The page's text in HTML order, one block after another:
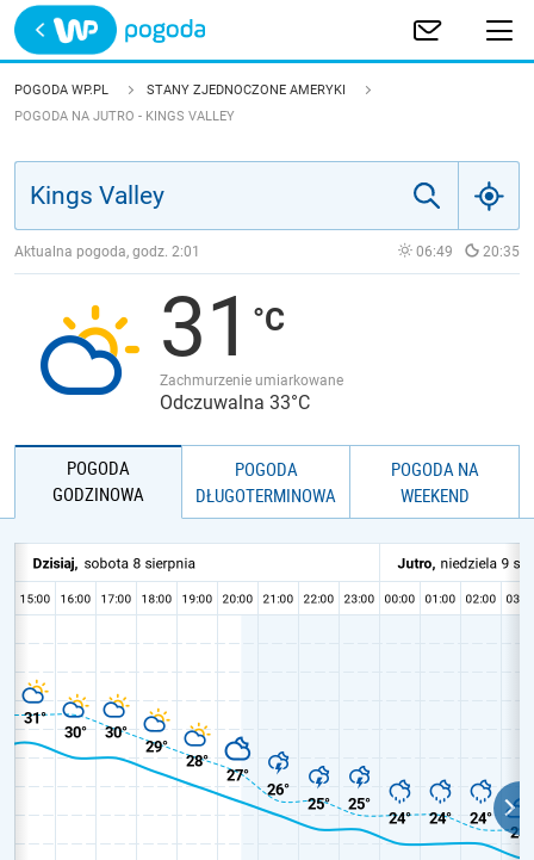
Trwa ładowanie
POLSKA
JAKOŚĆ POWIETRZA
POGODA WP.PL
STANY ZJEDNOCZONE AMERYKI
POGODA NA JUTRO - KINGS VALLEY
Aktualna pogoda, godz. 2:01 06:49 20:35
31
Zachmurzenie umiarkowane
Odczuwalna 33°C
POGODA
GODZINOWA
POGODA
DŁUGOTERMINOWA
POGODA NA
WEEKEND